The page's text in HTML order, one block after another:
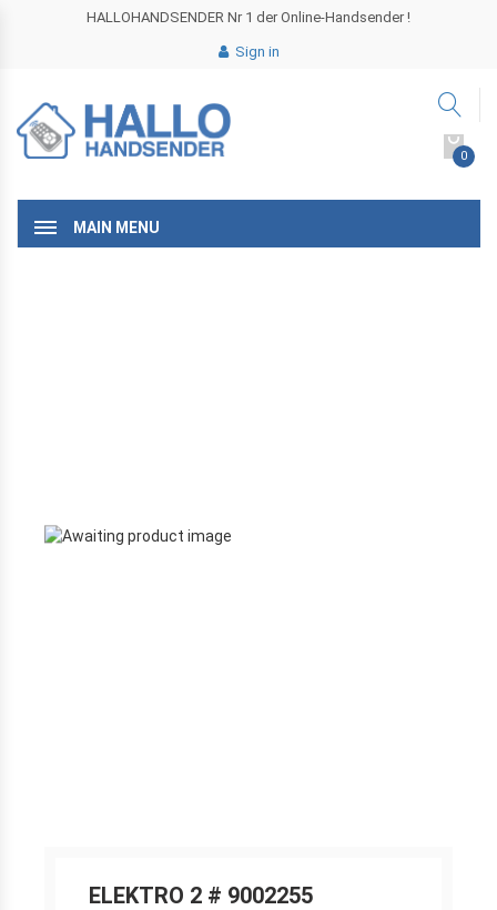
HALLOHANDSENDER Nr 1 der Online-Handsender !
Sign in
0
MAIN MENU
ELEKTRO 2 # 9002255